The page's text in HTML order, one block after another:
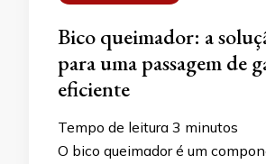
Bico queimador: a
para uma passagem de
eficiente
Tempo de leitura 3 minutos
O bico queimador é um